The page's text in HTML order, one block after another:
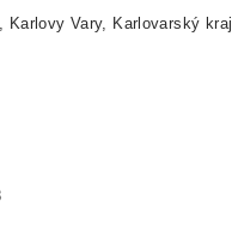
Karlovy Vary, Karlovarský kraj